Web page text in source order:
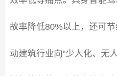
故率降低80%以上，还可
动建筑行业向“少人化、无